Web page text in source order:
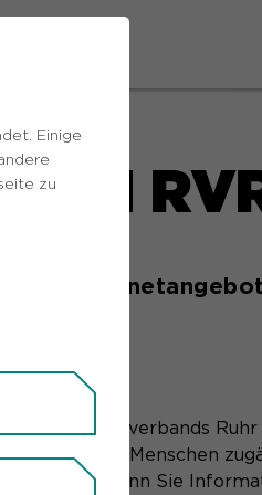
Einige
zu
des
Regionalverbands Ruhr
RVR für alle Menschen
können. Wenn Sie